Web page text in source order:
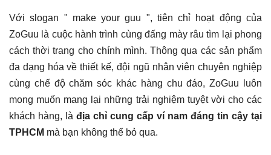
Với slogan " make your guu ", tiên chỉ hoạt động của
ZoGuu là cuộc hành trình cùng đấng mày râu tìm lại phong
cách thời trang cho chính mình. Thông qua các sản phẩm
đa dạng hóa về thiết kế, đội ngũ nhân viên chuyên nghiệp
cùng chế độ chăm sóc khác hàng chu đáo, ZoGuu luôn
mong muốn mang lại những trải nghiệm tuyệt vời cho các
khách hàng, là địa chỉ cung cấp ví nam đáng tin cậy tại
TPHCM mà bạn không thể bỏ qua.